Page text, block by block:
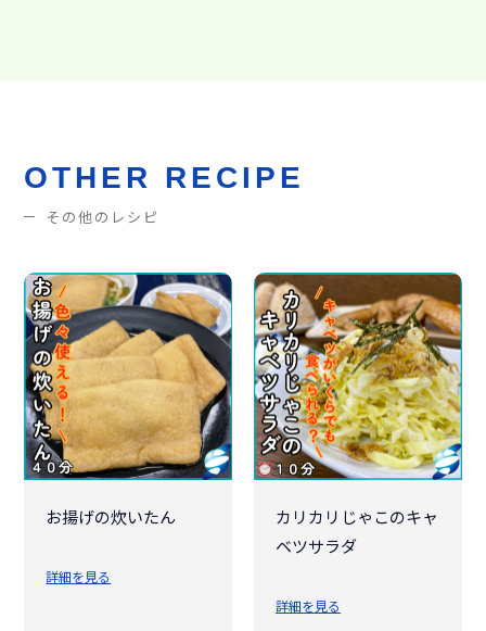
OTHER RECIPE
その他のレシピ
お揚げの炊いたん
詳細を見る
カリカリじゃこのキャ
ベツサラダ
詳細を見る